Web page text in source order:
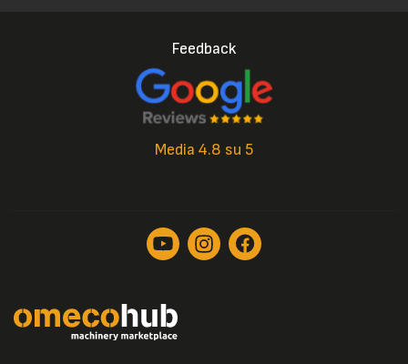
Feedback
Media 4.8 su 5